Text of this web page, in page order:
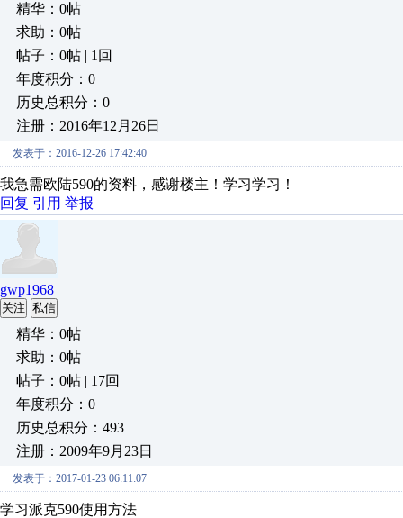
精华：0帖
求助：0帖
帖子：0帖 | 1回
年度积分：0
历史总积分：0
注册：2016年12月26日
发表于：2016-12-26 17:42:40
我急需欧陆590的资料，感谢楼主！学习学习！
回复 引用 举报
gwp1968
关注 私信
精华：0帖
求助：0帖
帖子：0帖 | 17回
年度积分：0
历史总积分：493
注册：2009年9月23日
发表于：2017-01-23 06:11:07
学习派克590使用方法